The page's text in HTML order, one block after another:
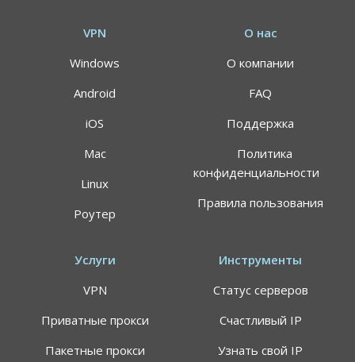
VPN
Windows
Android
iOS
Mac
Linux
Роутер
О нас
О компании
FAQ
Поддержка
Политика
конфиденциальности
Правила пользования
Услуги
VPN
Приватные прокси
Пакетные прокси
Инструменты
Статус серверов
Счастливый IP
Узнать свой IP